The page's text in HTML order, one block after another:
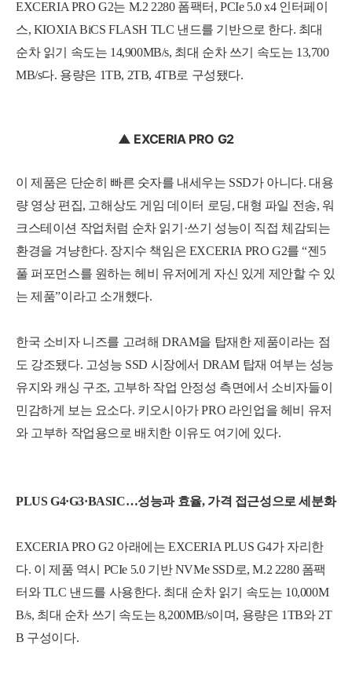
EXCERIA PRO G2는 M.2 2280 폼팩터, PCIe 5.0 x4 인터페이
스, KIOXIA BiCS FLASH TLC 낸드를 기반으로 한다. 최대
순차 읽기 속도는 14,900MB/s, 최대 순차 쓰기 속도는 13,700
MB/s다. 용량은 1TB, 2TB, 4TB로 구성됐다.
▲ EXCERIA PRO G2
이 제품은 단순히 빠른 숫자를 내세우는 SSD가 아니다. 대용
량 영상 편집, 고해상도 게임 데이터 로딩, 대형 파일 전송, 워
크스테이션 작업처럼 순차 읽기·쓰기 성능이 직접 체감되는
환경을 겨냥한다. 장지수 책임은 EXCERIA PRO G2를 “젠5
풀 퍼포먼스를 원하는 헤비 유저에게 자신 있게 제안할 수 있
는 제품”이라고 소개했다.
한국 소비자 니즈를 고려해 DRAM을 탑재한 제품이라는 점
도 강조됐다. 고성능 SSD 시장에서 DRAM 탑재 여부는 성능
유지와 캐싱 구조, 고부하 작업 안정성 측면에서 소비자들이
민감하게 보는 요소다. 키오시아가 PRO 라인업을 헤비 유저
와 고부하 작업용으로 배치한 이유도 여기에 있다.
PLUS G4·G3·BASIC…성능과 효율, 가격 접근성으로 세분화
EXCERIA PRO G2 아래에는 EXCERIA PLUS G4가 자리한
다. 이 제품 역시 PCIe 5.0 기반 NVMe SSD로, M.2 2280 폼팩
터와 TLC 낸드를 사용한다. 최대 순차 읽기 속도는 10,000M
B/s, 최대 순차 쓰기 속도는 8,200MB/s이며, 용량은 1TB와 2T
B 구성이다.